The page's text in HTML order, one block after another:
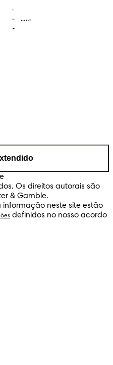
Contacta-nos
Os direitos autorais são
& Gamble.
informação neste site estão
definidos no nosso acordo